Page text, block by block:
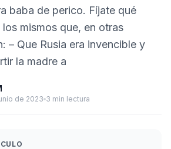
baba de perico. Fíjate qué
mismos que, en otras
– Que Rusia era invencible y
la madre a
de 2023 3 min lectura